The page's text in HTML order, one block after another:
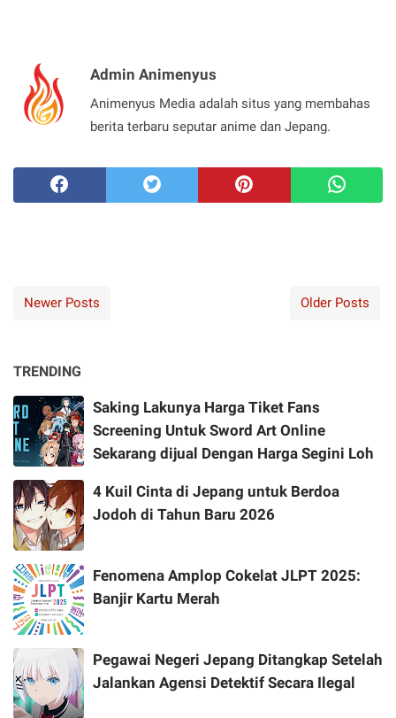
Admin Animenyus
Animenyus Media adalah situs yang membahas
berita terbaru seputar anime dan Jepang.
Newer Posts Older Posts
TRENDING
Saking Lakunya Harga Tiket Fans
Screening Untuk Sword Art Online
Sekarang dijual Dengan Harga Segini Loh
4 Kuil Cinta di Jepang untuk Berdoa
Jodoh di Tahun Baru 2026
Fenomena Amplop Cokelat JLPT 2025:
Banjir Kartu Merah
Pegawai Negeri Jepang Ditangkap Setelah
Jalankan Agensi Detektif Secara Ilegal